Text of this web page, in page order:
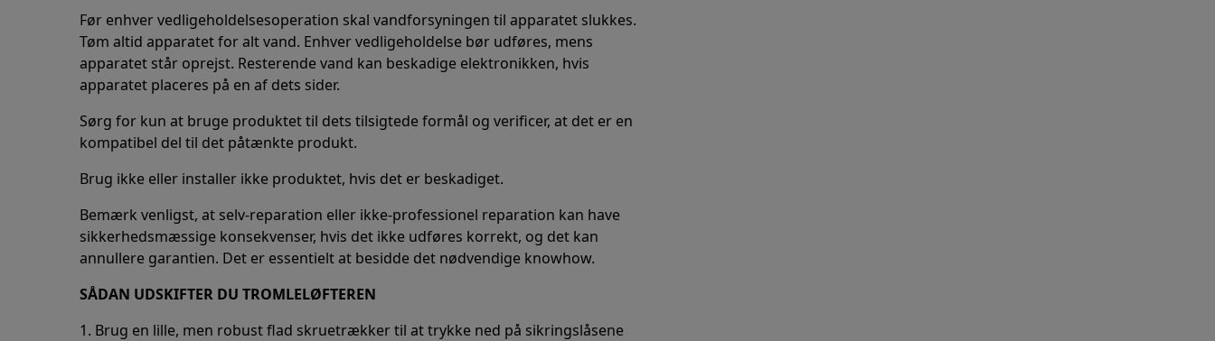
Før enhver vedligeholdelsesoperation skal vandforsyningen til apparatet slukkes.
Tøm altid apparatet for alt vand. Enhver vedligeholdelse bør udføres, mens
apparatet står oprejst. Resterende vand kan beskadige elektronikken, hvis
apparatet placeres på en af dets sider.
Sørg for kun at bruge produktet til dets tilsigtede formål og verificer, at det er en
kompatibel del til det påtænkte produkt.
Brug ikke eller installer ikke produktet, hvis det er beskadiget.
Bemærk venligst, at selv-reparation eller ikke-professionel reparation kan have
sikkerhedsmæssige konsekvenser, hvis det ikke udføres korrekt, og det kan
annullere garantien. Det er essentielt at besidde det nødvendige knowhow.
SÅDAN UDSKIFTER DU TROMLELØFTEREN
1. Brug en lille, men robust flad skruetrækker til at trykke ned på sikringslåsene